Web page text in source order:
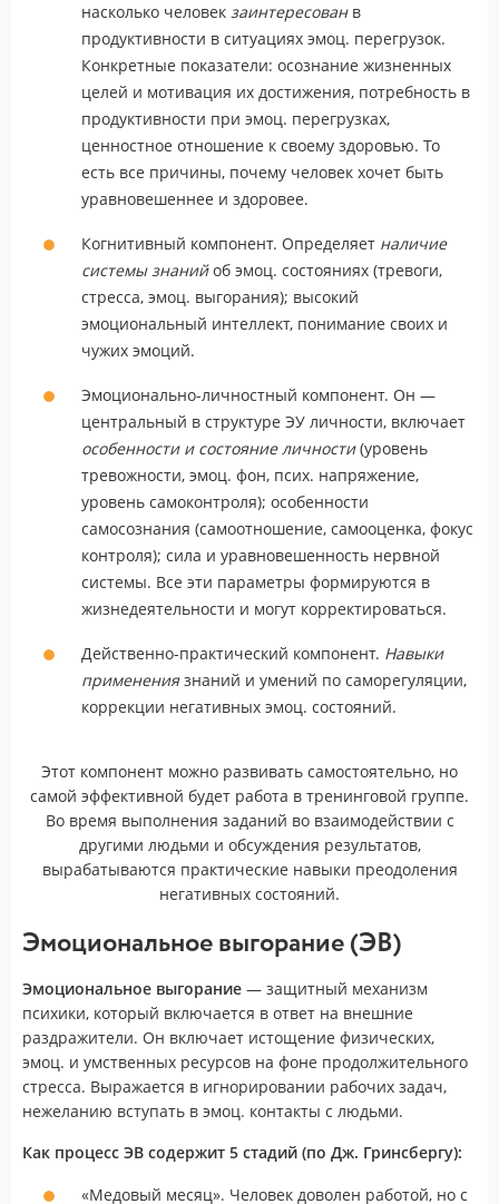
насколько человек заинтересованв
продуктивности в ситуациях эмоц. перегрузок.
Конкретные показатели: осознание жизненных
целей и мотивация их достижения, потребность в
продуктивности при эмоц. перегрузках,
ценностное отношение к своему здоровью. То
есть все причины, почему человек хочет быть
уравновешеннее и здоровее.
Когнитивный компонент. Определяет наличие
системы знанийоб эмоц. состояниях (тревоги,
стресса, эмоц. выгорания); высокий
эмоциональный интеллект, понимание своих и
чужих эмоций.
Эмоционально-личностный компонент. Он —
центральный в структуре ЭУ личности, включает
особенности и состояние личности(уровень
тревожности, эмоц. фон, псих. напряжение,
уровень самоконтроля); особенности
самосознания (самоотношение, самооценка, фокус
контроля); сила и уравновешенность нервной
системы. Все эти параметры формируются в
жизнедеятельности и могут корректироваться.
Действенно-практический компонент. Навыки
применениязнаний и умений по саморегуляции,
коррекции негативных эмоц. состояний.
Этот компонент можно развивать самостоятельно, но
самой эффективной будет работа в тренинговой группе.
Во время выполнения заданий во взаимодействии с
другими людьми и обсуждения результатов,
вырабатываются практические навыки преодоления
негативных состояний.
Эмоциональное выгорание (ЭВ)
Эмоциональное выгорание — защитный механизм
психики, который включается в ответ на внешние
раздражители. Он включает истощение физических,
эмоц. и умственных ресурсов на фоне продолжительного
стресса. Выражается в игнорировании рабочих задач,
нежеланию вступать в эмоц. контакты с людьми.
Как процесс ЭВ содержит 5 стадий (по Дж. Гринсбергу):
«Медовый месяц». Человек доволен работой, но с